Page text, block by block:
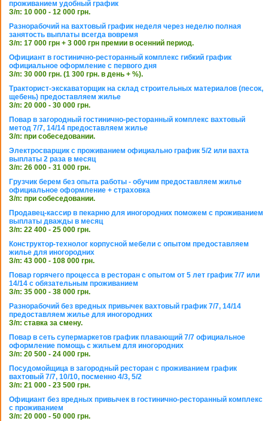
проживанием удобный график
З/п: 10 000 - 12 000 грн.
Разнорабочий на вахтовый график неделя через неделю полная
занятость выплаты всегда вовремя
З/п: 17 000 грн + 3 000 грн премии в осенний период.
Официант в гостинично-ресторанный комплекс гибкий график
официальное оформление с первого дня
З/п: 30 000 грн. (1 300 грн. в день + %).
Тракторист-экскаваторщик на склад строительных материалов (песок,
щебень) предоставляем жилье
З/п: 20 000 - 30 000 грн.
Повар в загородный гостинично-ресторанный комплекс вахтовый
метод 7/7, 14/14 предоставляем жилье
З/п: при собеседовании.
Электросварщик с проживанием официально график 5/2 или вахта
выплаты 2 раза в месяц
З/п: 26 000 - 31 000 грн.
Грузчик берем без опыта работы - обучим предоставляем жилье
официальное оформление + страховка
З/п: при собеседовании.
Продавец-кассир в пекарню для иногородних поможем с проживанием
выплаты дважды в месяц
З/п: 22 400 - 25 000 грн.
Конструктор-технолог корпусной мебели с опытом предоставляем
жилье для иногородних
З/п: 43 000 - 108 000 грн.
Повар горячего процесса в ресторан с опытом от 5 лет график 7/7 или
14/14 с обязательным проживанием
З/п: 35 000 - 38 000 грн.
Разнорабочий без вредных привычек вахтовый график 7/7, 14/14
предоставляем жилье для иногородних
З/п: ставка за смену.
Повар в сеть супермаркетов график плавающий 7/7 официальное
оформление помощь с жильем для иногородних
З/п: 20 500 - 24 000 грн.
Посудомойщица в загородный ресторан с проживанием график
вахтовый 7/7, 10/10, посменно 4/3, 5/2
З/п: 21 000 - 23 500 грн.
Официант без вредных привычек в гостинично-ресторанный комплекс
с проживанием
З/п: 20 000 - 50 000 грн.